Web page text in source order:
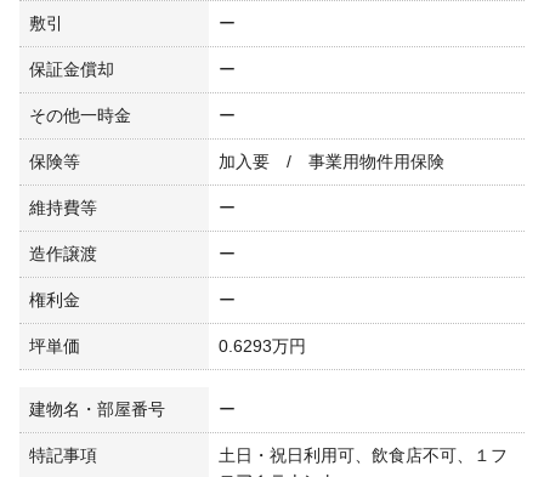
敷引 ー
保証金償却 ー
その他一時金 ー
保険等 加入要 / 事業用物件用保険
維持費等 ー
造作譲渡 ー
権利金 ー
坪単価 0.6293万円
建物名・部屋番号 ー
特記事項
土日・祝日利用可、飲食店不可、１フ